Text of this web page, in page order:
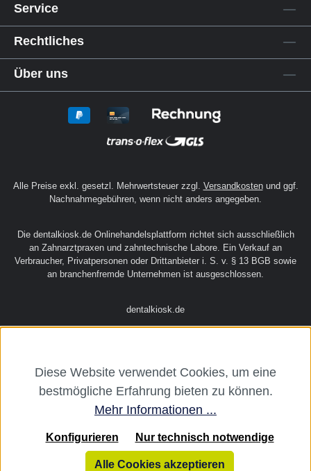
Service
Rechtliches
Über uns
Alle Preise exkl. gesetzl. Mehrwertsteuer zzgl. Versandkostenund ggf.
Nachnahmegebühren, wenn nicht anders angegeben.
Die dentalkiosk.de Onlinehandelsplattform richtet sich ausschließlich
an Zahnarztpraxen und zahntechnische Labore. Ein Verkauf an
Verbraucher, Privatpersonen oder Drittanbieter i. S. v. § 13 BGB sowie
an branchenfremde Unternehmen ist ausgeschlossen.
dentalkiosk.de
Diese Website verwendet Cookies, um eine
bestmögliche Erfahrung bieten zu können.
Mehr Informationen ...
Nur technisch notwendige
Konfigurieren
Alle Cookies akzeptieren